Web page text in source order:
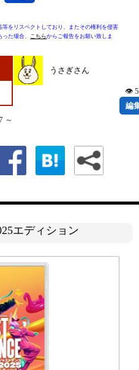
をリスペクトしており、またその権利を侵害
た場合、 こちらからご報告をお願い致しま
～
うさぎさん
👁
編
エディション